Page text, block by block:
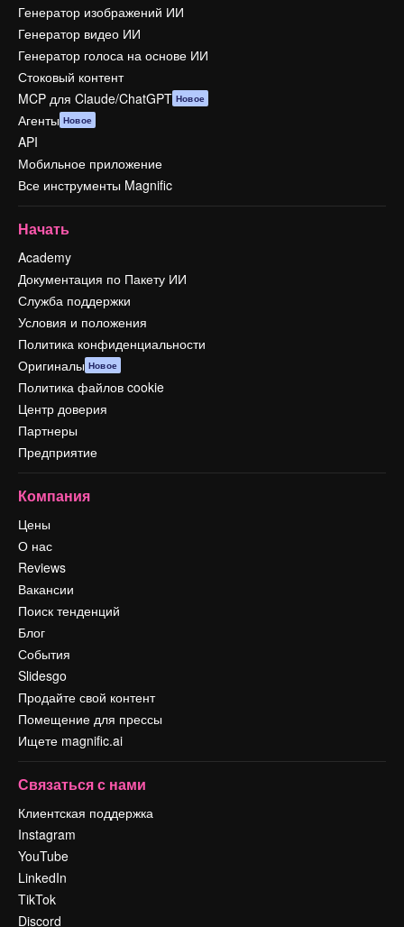
Генератор изображений ИИ
Генератор видео ИИ
Генератор голоса на основе ИИ
Стоковый контент
MCP для Claude/ChatGPT Новое
Агенты Новое
API
Мобильное приложение
Все инструменты Magnific
Начать
Academy
Документация по Пакету ИИ
Служба поддержки
Условия и положения
Политика конфиденциальности
Оригиналы Новое
Политика файлов cookie
Центр доверия
Партнеры
Предприятие
Компания
Цены
О нас
Reviews
Вакансии
Поиск тенденций
Блог
События
Slidesgo
Продайте свой контент
Помещение для прессы
Ищете magnific.ai
Связаться с нами
Клиентская поддержка
Instagram
YouTube
LinkedIn
TikTok
Discord